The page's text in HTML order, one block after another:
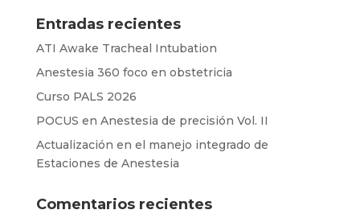
Entradas recientes
ATI Awake Tracheal Intubation
Anestesia 360 foco en obstetricia
Curso PALS 2026
POCUS en Anestesia de precisión Vol. II
Actualización en el manejo integrado de
Estaciones de Anestesia
Comentarios recientes